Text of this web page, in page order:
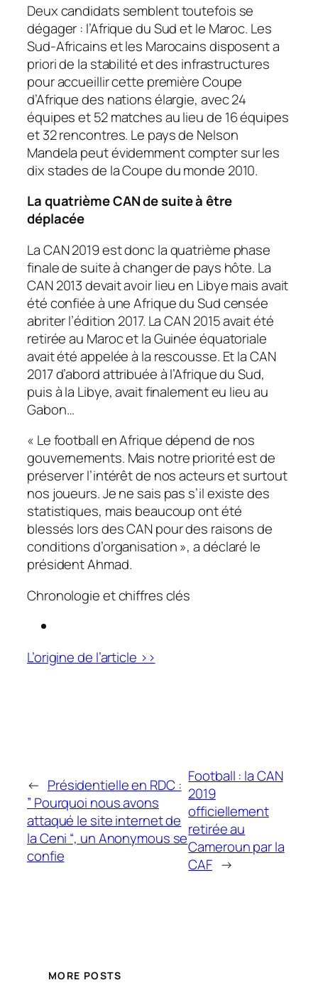
Deux candidats semblent toutefois se
dégager : l’Afrique du Sud et le Maroc. Les
Sud-Africains et les Marocains disposent a
priori de la stabilité et des infrastructures
pour accueillir cette première Coupe
d’Afrique des nations élargie, avec 24
équipes et 52 matches au lieu de 16 équipes
et 32 rencontres. Le pays de Nelson
Mandela peut évidemment compter sur les
dix stades de la Coupe du monde 2010.
La quatrième CAN de suite à être
déplacée
La CAN 2019 est donc la quatrième phase
finale de suite à changer de pays hôte. La
CAN 2013 devait avoir lieu en Libye mais avait
été confiée à une Afrique du Sud censée
abriter l’édition 2017. La CAN 2015 avait été
retirée au Maroc et la Guinée équatoriale
avait été appelée à la rescousse. Et la CAN
2017 d’abord attribuée à l’Afrique du Sud,
puis à la Libye, avait finalement eu lieu au
Gabon…
« Le football en Afrique dépend de nos
gouvernements. Mais notre priorité est de
préserver l’intérêt de nos acteurs et surtout
nos joueurs. Je ne sais pas s’il existe des
statistiques, mais beaucoup ont été
blessés lors des CAN pour des raisons de
conditions d’organisation», a déclaré le
président Ahmad.
Chronologie et chiffres clés
L’origine de l’article >>
← Présidentielle en RDC :
” Pourquoi nous avons
attaqué le site internet de
la Ceni “, un Anonymous se
confie
Football : la CAN
2019
officiellement
retirée au
Cameroun par la
CAF →
MORE POSTS